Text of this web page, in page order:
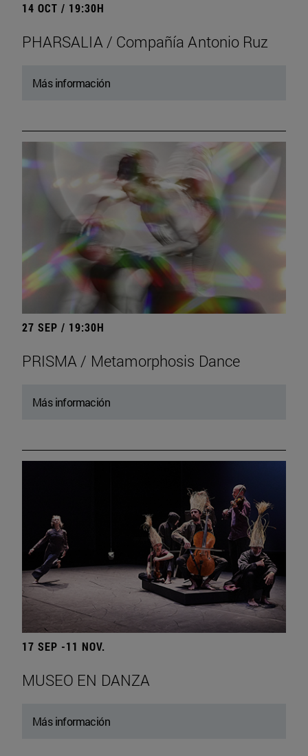
14 OCT / 19:30H
PHARSALIA / Compañía Antonio Ruz
Más información
27 SEP / 19:30H
PRISMA / Metamorphosis Dance
Más información
17 SEP -11 NOV.
MUSEO EN DANZA
Más información